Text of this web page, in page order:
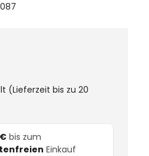
(Lieferzeit bis zu 20
bis zum
Einkauf